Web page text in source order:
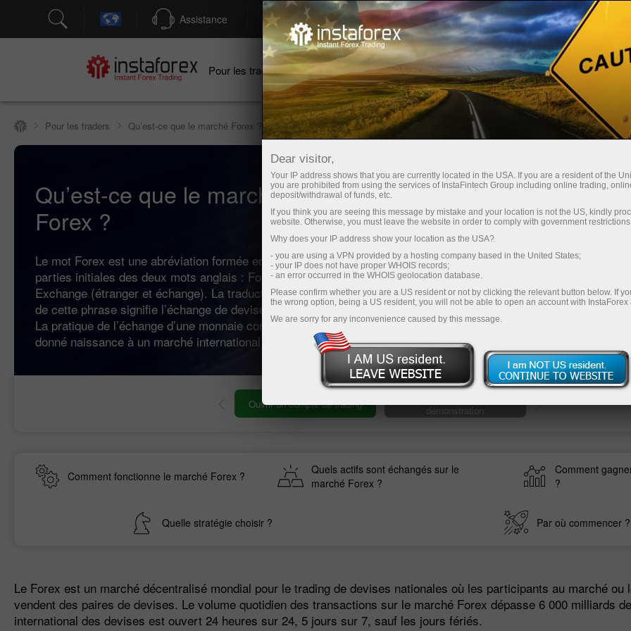
Assistance Ouverture rapide de compte Plateforme de trading
Pour les traders
Pour les traders
débutants
Pour les
investisseurs
Pour les
partenaires
Pour les traders Qu’est-ce que le marché Forex ?
Qu’est-ce que le marché
Forex ?
Le mot Forex est une abréviation formée en combinant les
parties initiales des deux mots anglais : Foreign et
Exchange (étranger et échange). La traduction mot à mot
de cette phrase signifie l’échange de devises étrangères.
La pratique de l’échange d’une monnaie contre une autre a
donné naissance à un marché international des devises.
Ouvrir un compte de trading
démonstration
Comment fonctionne le marché Forex ?
Quels actifs sont échangés sur le
marché Forex ?
Comment
?
Quelle stratégie choisir ? Par où commencer ?
Le Forex est un marché décentralisé mondial pour le trading de devises nationales où les participants au marché ou
vendent des paires de devises. Le volume quotidien des transactions sur le marché Forex dépasse 6 000 milliards
international des devises est ouvert 24 heures sur 24, 5 jours sur 7, sauf les jours fériés.
Dear visitor,
Your IP address shows that you are currently located in the USA. If you are a resident of the
you are prohibited from using the services of InstaFintech Group including online trading,
deposit/withdrawal of funds, etc.
If you think you are seeing this message by mistake and your location is not the US, kindly
website. Otherwise, you must leave the website in order to comply with government
Why does your IP address show your location as the USA?
- you are using a VPN provided by a hosting company based in the United States;
- your IP does not have proper WHOIS records;
- an error occurred in the WHOIS geolocation database.
Please confirm whether you are a US resident or not by clicking the relevant button below. If
the wrong option, being a US resident, you will not be able to open an account with InstaForex
We are sorry for any inconvenience caused by this message.